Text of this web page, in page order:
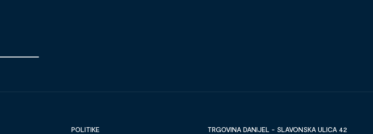
POLITIKE
TRGOVINA DANIJEL - SLAVONSKA ULICA 42